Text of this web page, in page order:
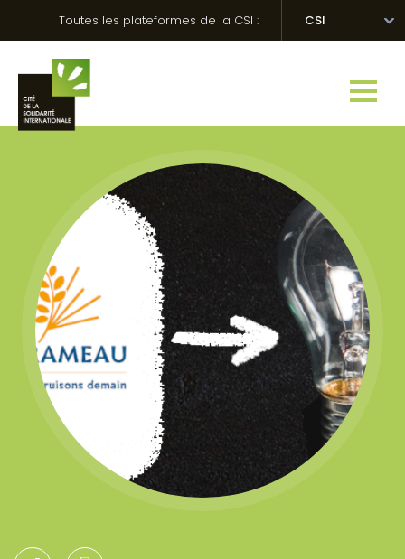
Toutes les plateformes de la CSI : CSI